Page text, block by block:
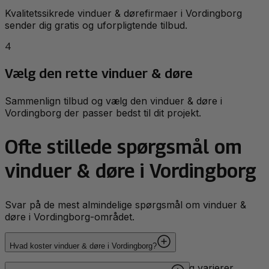
Kvalitetssikrede vinduer & dørefirmaer i Vordingborg
sender dig gratis og uforpligtende tilbud.
4
Vælg den rette vinduer & døre
Sammenlign tilbud og vælg den vinduer & døre i
Vordingborg der passer bedst til dit projekt.
Ofte stillede spørgsmål om
vinduer & døre i Vordingborg
Svar på de mest almindelige spørgsmål om vinduer &
døre i Vordingborg-området.
Hvad koster vinduer & døre i Vordingborg?